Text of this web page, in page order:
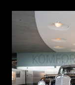
του αυτοκινήτου,
προσυμφωνημένη
την αγορά ενός νέου
Avenger στην έκδοση
μόνο €252/μήνα ,